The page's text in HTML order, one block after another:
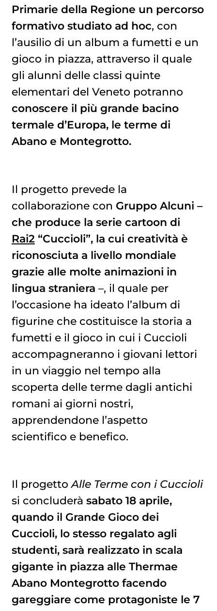
Primarie della Regione un percorso
formativo studiato ad hoc, con
l’ausilio di un album a fumetti e un
gioco in piazza, attraverso il quale
gli alunni delle classi quinte
elementari del Veneto potranno
conoscere il più grande bacino
termale d’Europa, le terme di
Abano e Montegrotto.
Il progetto prevede la
collaborazione con Gruppo Alcuni –
che produce la serie cartoon di
Rai2“Cuccioli”, la cui creatività è
riconosciuta a livello mondiale
grazie alle molte animazioni in
lingua straniera –, il quale per
l’occasione ha ideato l’album di
figurine che costituisce la storia a
fumetti e il gioco in cui i Cuccioli
accompagneranno i giovani lettori
in un viaggio nel tempo alla
scoperta delle terme dagli antichi
romani ai giorni nostri,
apprendendone l’aspetto
scientifico e benefico.
Il progettoAlle Terme con i Cuccioli
si concluderà sabato 18 aprile,
quando il Grande Gioco dei
Cuccioli, lo stesso regalato agli
studenti, sarà realizzato in scala
gigante in piazza alle Thermae
Abano Montegrotto facendo
gareggiare come protagoniste le 7